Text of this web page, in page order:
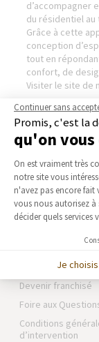
d’accompagner
du résidentiel au
Grâce à cette
conception
tout en
confort, de
Visiter le site de
BIENVENUE DANS
AGENCE DE BLAIN -
CHÂTEAUBRIANT
Qui sommes-nous
Actualités
Trouver une agence
Devenir franchisé
Foire aux
Conditions
d’intervention
Continuer sans
Promis, c'est la
qu'on
Plateforme
On est vraiment très
notre site vous
n'avez pas encore
vous nous autorisez
décider quels services
Je choisis